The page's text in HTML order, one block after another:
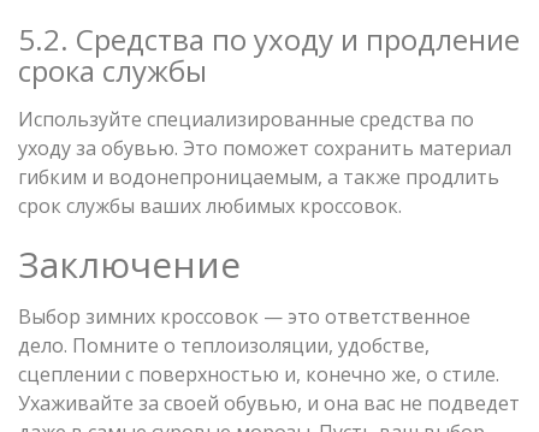
5.2. Средства по уходу и продление
срока службы
Используйте специализированные средства по
уходу за обувью. Это поможет сохранить материал
гибким и водонепроницаемым, а также продлить
срок службы ваших любимых кроссовок.
Заключение
Выбор зимних кроссовок — это ответственное
дело. Помните о теплоизоляции, удобстве,
сцеплении с поверхностью и, конечно же, о стиле.
Ухаживайте за своей обувью, и она вас не подведет